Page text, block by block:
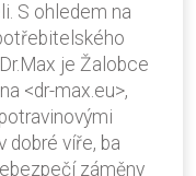
S ohledem na
je Žalobce
<dr-max.eu>,
dobré víře, ba
záměny